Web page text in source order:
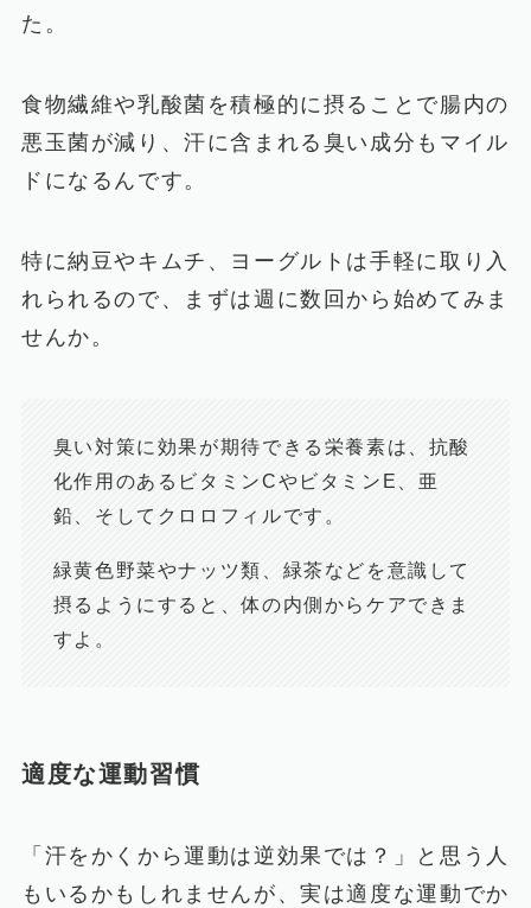
た。
食物繊維や乳酸菌を積極的に摂ることで腸内の
悪玉菌が減り、汗に含まれる臭い成分もマイル
ドになるんです。
特に納豆やキムチ、ヨーグルトは手軽に取り入
れられるので、まずは週に数回から始めてみま
せんか。
臭い対策に効果が期待できる栄養素は、抗酸
化作用のあるビタミンCやビタミンE、亜
鉛、そしてクロロフィルです。
緑黄色野菜やナッツ類、緑茶などを意識して
摂るようにすると、体の内側からケアできま
すよ。
適度な運動習慣
「汗をかくから運動は逆効果では？」と思う人
もいるかもしれませんが、実は適度な運動でか